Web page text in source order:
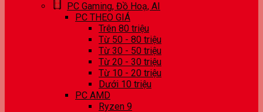
PC Gaming, Đồ Hoạ, AI
PC THEO GIÁ
Trên 80 triệu
Từ 50 - 80 triệu
Từ 30 - 50 triệu
Từ 20 - 30 triệu
Từ 10 - 20 triệu
Dưới 10 triệu
PC AMD
Ryzen 9